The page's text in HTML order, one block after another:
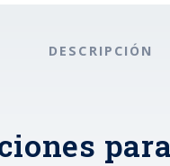
DESCRIPCIÓN